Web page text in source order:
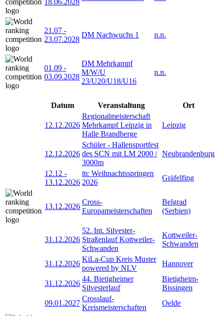
21.07 -
23.07.2028
DM Nachwuchs 1 n.n.
01.09 -
03.09.2028
DM Mehrkampf
M/W/U
23/U20/U18/U16
n.n.
Datum Veranstaltung Ort
12.12.2026
Regionalmeisterschaft
Mehrkampf Leipzig in
Halle Brandberge
Leipzig
12.12.2026
Schüler - Hallensportfest
des SCN mit LM 2000 /
3000m
Neubrandenburg
12.12 -
13.12.2026
ttc Weihnachtsspringen
2026
Gräfelfing
13.12.2026
Cross-
Europameisterschaften
Belgrad
(Serbien)
31.12.2026
52. Int. Silvester-
Straßenlauf Kottweiler-
Schwanden
Kottweiler-
Schwanden
31.12.2026
KiLa-Cup Kreis Muster
powered by NLV
Hannover
31.12.2026
44. Bietigheimer
Silvesterlauf
Bietigheim-
Bissingen
09.01.2027
Crosslauf-
Kreismeisterschaften
Oelde